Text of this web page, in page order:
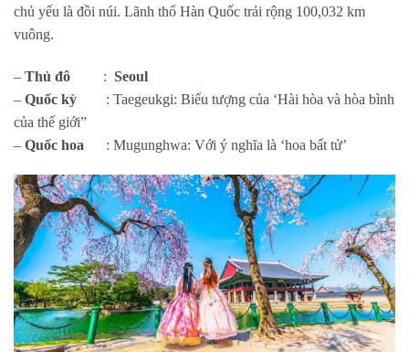
chủ yếu là đồi núi. Lãnh thổ Hàn Quốc trải rộng 100,032 km
vuông.
– Thủ đô : Seoul
– Quốc kỳ
: Taegeukgi: Biểu tượng của ‘Hài hòa và hòa bình
của thế giới”
– Quốc hoa : Mugunghwa: Với ý nghĩa là ‘hoa bất tử’